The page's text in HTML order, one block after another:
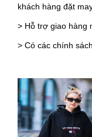
khách hàng đặt
> Hỗ trợ giao hàng
> Có các chính